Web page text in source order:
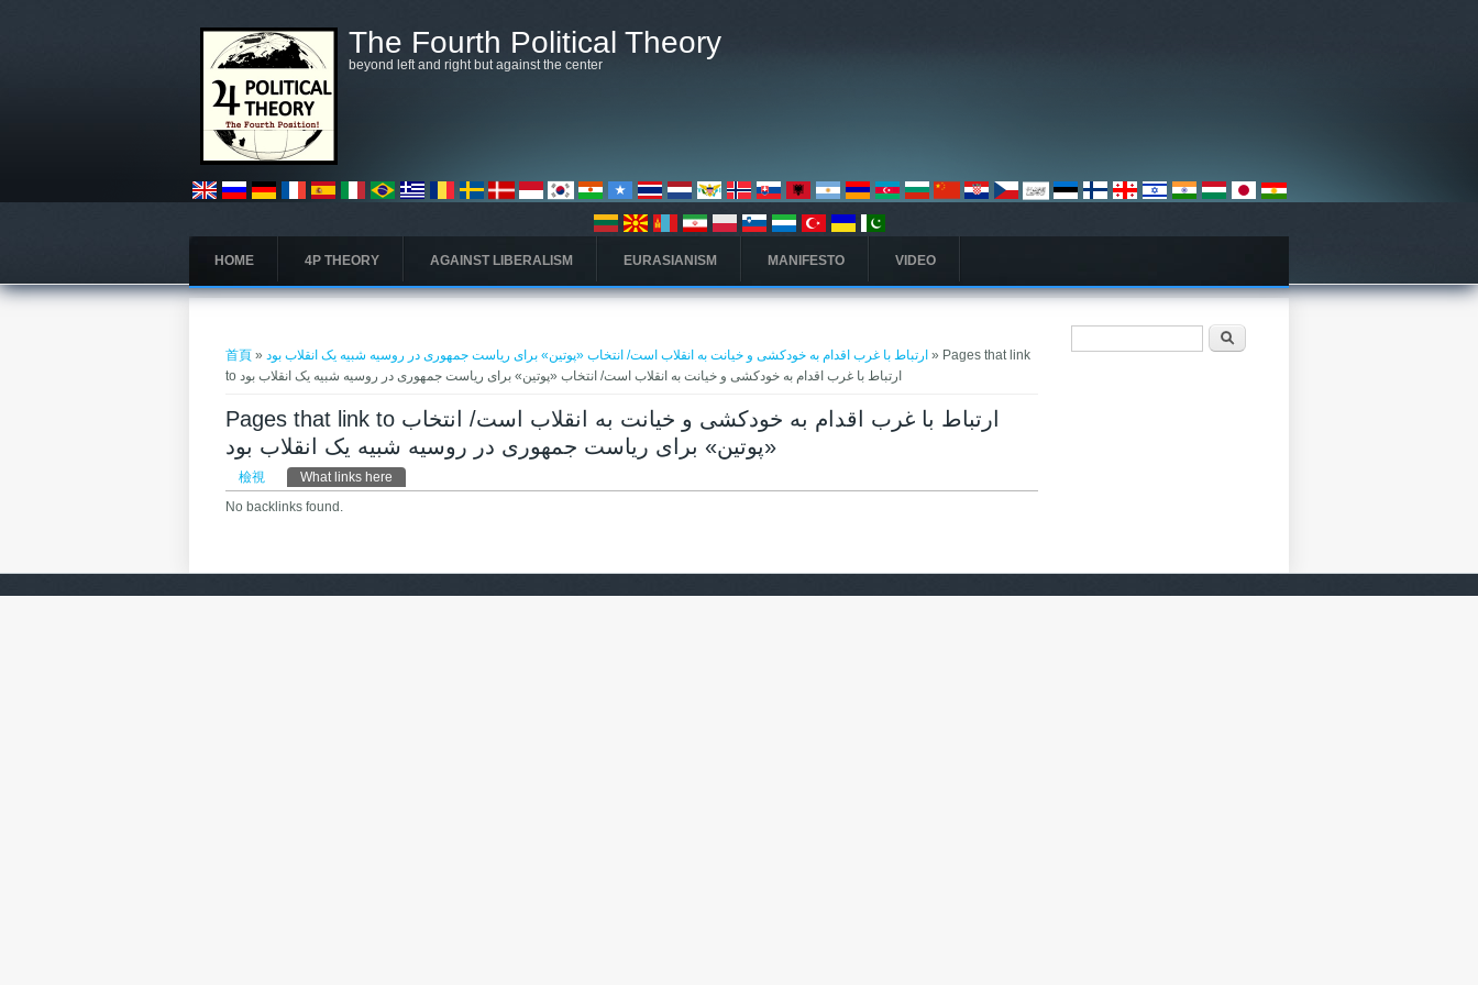
The Fourth Political Theory
beyond left and right but against the center
HOME 4P THEORY AGAINST LIBERALISM EURASIANISM MANIFESTO VIDEO
首頁 »ارتباط با غرب اقدام به خودکشی و خیانت به انقلاب است/ انتخاب «پوتین» برای ریاست جمهوری در روسیه شبیه یک انقلاب بود » Pages that link
to ارتباط با غرب اقدام به خودکشی و خیانت به انقلاب است/ انتخاب «پوتین» برای ریاست جمهوری در روسیه شبیه یک انقلاب بود
Pages that link to ارتباط با غرب اقدام به خودکشی و خیانت به انقلاب است/ انتخاب
«پوتین» برای ریاست جمهوری در روسیه شبیه یک انقلاب بود
主要索引標籤
檢視 What links here
No backlinks found.